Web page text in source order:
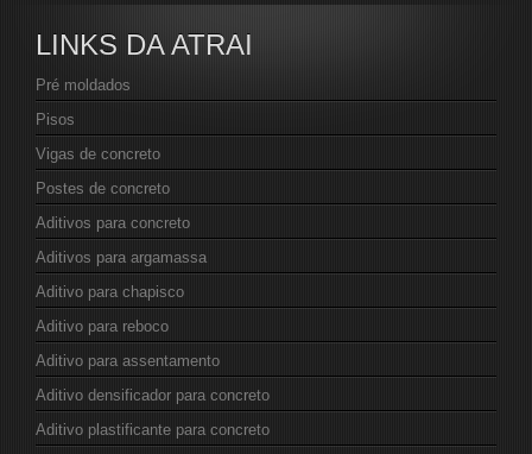
LINKS DA ATRAI
Pré moldados
Pisos
Vigas de concreto
Postes de concreto
Aditivos para concreto
Aditivos para argamassa
Aditivo para chapisco
Aditivo para reboco
Aditivo para assentamento
Aditivo densificador para concreto
Aditivo plastificante para concreto